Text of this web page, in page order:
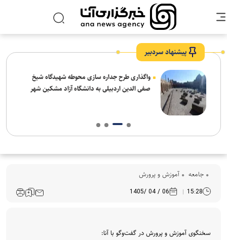
پیشنهاد سردبیر
واگذاری طرح جداره سازی محوطه شهیدگاه شیخ
صفی الدین اردبیلی به دانشگاه آزاد مشکین شهر
جامعه آموزش و پرورش
15:28
06 / 04 /1405
سخنگوی آموزش و پرورش در گفت‌وگو با آنا: